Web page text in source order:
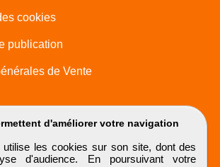
d'améliorer votre navigation
utilise les cookies sur son site, dont des
d'audience. En poursuivant votre
cookies
publication
de Vente